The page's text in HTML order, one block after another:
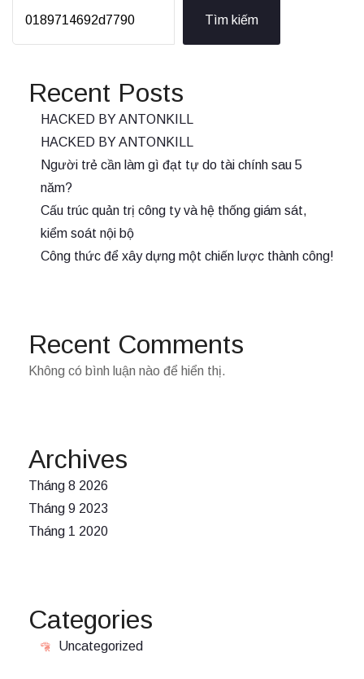
Tìm kiếm
Recent Posts
HACKED BY ANTONKILL
HACKED BY ANTONKILL
Người trẻ cần làm gì đạt tự do tài chính sau 5
năm?
Cấu trúc quản trị công ty và hệ thống giám sát,
kiểm soát nội bộ
Công thức để xây dựng một chiến lược thành công!
Recent Comments
Không có bình luận nào để hiển thị.
Archives
Tháng 8 2026
Tháng 9 2023
Tháng 1 2020
Categories
Uncategorized